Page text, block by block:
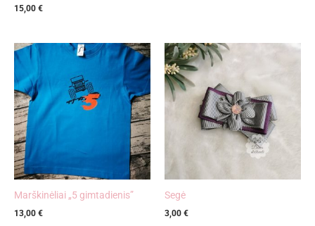
15,00 €
Marškinėliai „5 gimtadienis”
13,00 €
Segė
3,00 €